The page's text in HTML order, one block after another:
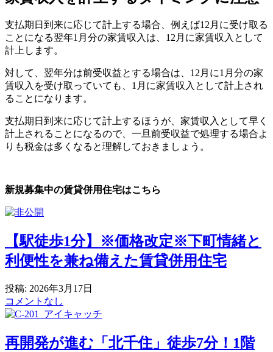
支払期日到来に応じて計上する場合、例えば12月に受け取る
ことになる翌年1月分の家賃収入は、12月に家賃収入として
計上します。
対して、翌年分は前受収益とする場合は、12月に1月分の家
賃収入を受け取っていても、1月に家賃収入として計上され
ることになります。
支払期日到来に応じて計上するほうが、家賃収入として早く
計上されることになるので、一旦前受収益で処理する場合よ
りも税金は多くなると理解しておきましょう。
新規募集中の賃貸併用住宅はこちら
【駅徒歩1分】※価格改定※下町情緒と
利便性を兼ね備えた賃貸併用住宅
投稿: 2026年3月17日
コメントなし
再開発が進む「北千住」徒歩7分！1階